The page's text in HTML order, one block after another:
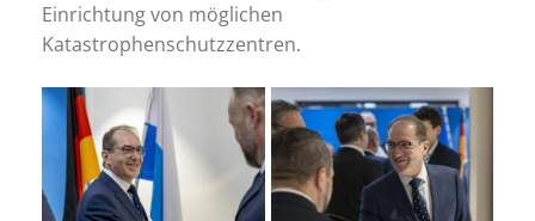
Einrichtung von möglichen
Katastrophenschutzzentren.